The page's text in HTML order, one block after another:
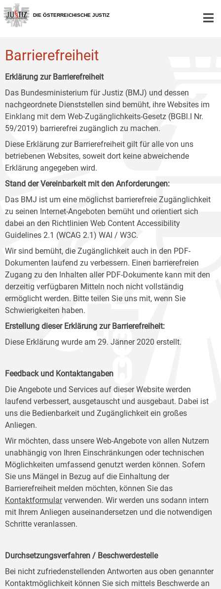
Zur
Hauptnavigation
[1]
Zum
Inhalt
[2]
Zum
Untermenü
[3]
DIE ÖSTERREICHISCHE JUSTIZ
Barrierefreiheit
Erklärung zur Barrierefreiheit
Das Bundesministerium für Justiz (BMJ) und dessen
nachgeordnete Dienststellen sind bemüht, ihre Websites im
Einklang mit dem Web-Zugänglichkeits-Gesetz (BGBl.I Nr.
59/2019) barrierefrei zugänglich zu machen.
Diese Erklärung zur Barrierefreiheit gilt für alle von uns
betriebenen Websites, soweit dort keine abweichende
Erklärung angegeben wird.
Stand der Vereinbarkeit mit den Anforderungen:
Das BMJ ist um eine möglichst barrierefreie Zugänglichkeit
zu seinen Internet-Angeboten bemüht und orientiert sich
dabei an den Richtlinien Web Content Accessibility
Guidelines 2.1 (WCAG 2.1) WAI / W3C.
Wir sind bemüht, die Zugänglichkeit auch in den PDF-
Dokumenten laufend zu verbessern. Einen barrierefreien
Zugang zu den Inhalten aller PDF-Dokumente kann mit den
derzeitig verfügbaren Mitteln noch nicht vollständig
ermöglicht werden. Bitte teilen Sie uns mit, wenn Sie
Schwierigkeiten haben.
Erstellung dieser Erklärung zur Barrierefreiheit:
Diese Erklärung wurde am 29. Jänner 2020 erstellt.
Feedback und Kontaktangaben
Die Angebote und Services auf dieser Website werden
laufend verbessert, ausgetauscht und ausgebaut. Dabei ist
uns die Bedienbarkeit und Zugänglichkeit ein großes
Anliegen.
Wir möchten, dass unsere Web-Angebote von allen Nutzern
unabhängig von Ihren Einschränkungen oder technischen
Möglichkeiten umfassend genutzt werden können. Sofern
Sie uns Mängel in Bezug auf die Einhaltung der
Barrierefreiheit melden möchten, können Sie das
Kontaktformularverwenden. Wir werden uns sodann intern
mit Ihrem Anliegen auseinandersetzen und die notwendigen
Schritte veranlassen.
Durchsetzungsverfahren / Beschwerdestelle
Bei nicht zufriedenstellenden Antworten aus oben genannter
Kontaktmöglichkeit können Sie sich mittels Beschwerde an